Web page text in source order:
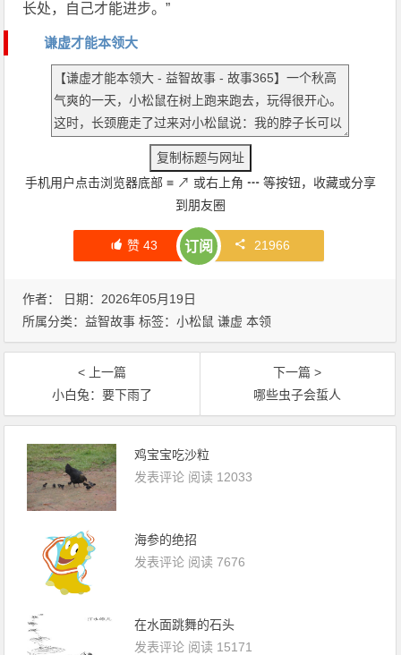
长处，自己才能进步。”
谦虚才能本领大
手机用户点击浏览器底部 ≡ ↗ 或右上角 ┅ 等按钮，收藏或分享
到朋友圈
赞43 订阅 21966
作者： 日期：2026年05月19日
所属分类： 益智故事 标签：小松鼠 谦虚 本领
< 上一篇
小白兔：要下雨了
下一篇 >
哪些虫子会蜇人
鸡宝宝吃沙粒
发表评论 阅读 12033
海参的绝招
发表评论 阅读 7676
在水面跳舞的石头
发表评论 阅读 15171